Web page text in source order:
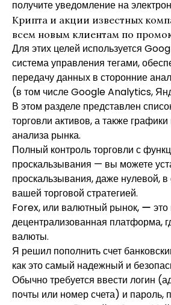
получите уведомление на
Крипта и акции известных
всем новым клиентам по
Для этих целей используется
система управления тегами,
передачу данных в сторонние
(в том числе Google Analytics,
В этом разделе представлен
торговли активов, а также
анализа рынка.
Полный контроль торговли с
проскальзывания — вы можете
проскальзывания, даже нулевой, в
вашей торговой стратегией.
Forex, или валютный рынок, ー это
децентрализованная платформа,
валюты.
Я решил пополнить счет
как это самый надежный и
Обычно требуется ввести логин
почты или номер счета) и пароль,